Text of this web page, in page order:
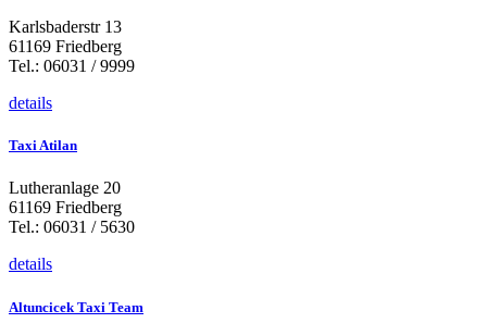
Karlsbaderstr 13
61169 Friedberg
Tel.: 06031 / 9999
details
Taxi Atilan
Lutheranlage 20
61169 Friedberg
Tel.: 06031 / 5630
details
Altuncicek Taxi Team